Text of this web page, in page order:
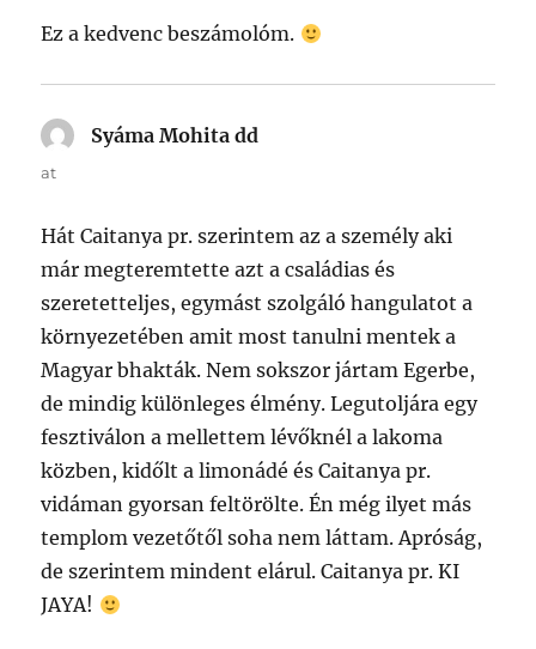
Ez a kedvenc beszámolóm.
Syáma Mohita dd
at
Hát Caitanya pr. szerintem az a személy aki
már megteremtette azt a családias és
szeretetteljes, egymást szolgáló hangulatot a
környezetében amit most tanulni mentek a
Magyar bhakták. Nem sokszor jártam Egerbe,
de mindig különleges élmény. Legutoljára egy
fesztiválon a mellettem lévőknél a lakoma
közben, kidőlt a limonádé és Caitanya pr.
vidáman gyorsan feltörölte. Én még ilyet más
templom vezetőtől soha nem láttam. Apróság,
de szerintem mindent elárul. Caitanya pr. KI
JAYA!